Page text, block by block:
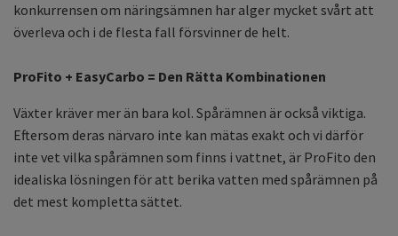
konkurrensen om näringsämnen har alger mycket svårt att
överleva och i de flesta fall försvinner de helt.
ProFito + EasyCarbo = Den Rätta Kombinationen
Växter kräver mer än bara kol. Spårämnen är också viktiga.
Eftersom deras närvaro inte kan mätas exakt och vi därför
inte vet vilka spårämnen som finns i vattnet, är ProFito den
idealiska lösningen för att berika vatten med spårämnen på
det mest kompletta sättet.